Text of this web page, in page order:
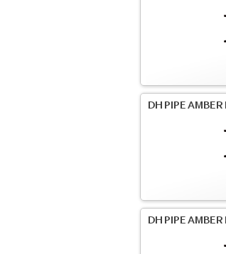
DH PIPE AMBER
DH PIPE AMBER